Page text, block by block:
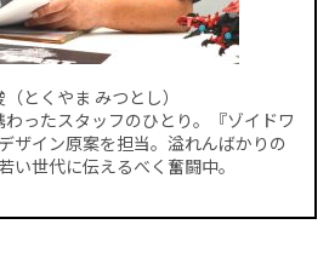
とくやま みつとし）
わったスタッフのひとり。『ゾイドワ
ザイン原案を担当。溢れんばかりの
い世代に伝えるべく奮闘中。